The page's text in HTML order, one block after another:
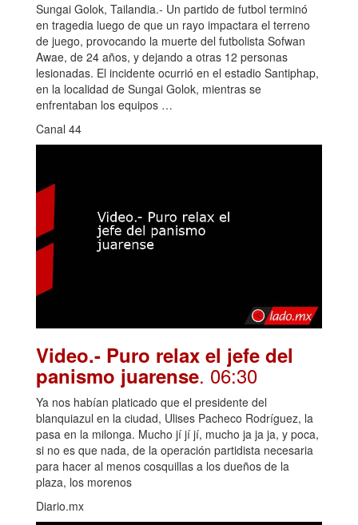
Sungai Golok, Tailandia.- Un partido de futbol terminó
en tragedia luego de que un rayo impactara el terreno
de juego, provocando la muerte del futbolista Sofwan
Awae, de 24 años, y dejando a otras 12 personas
lesionadas. El incidente ocurrió en el estadio Santiphap,
en la localidad de Sungai Golok, mientras se
enfrentaban los equipos …
Canal 44
Video.- Puro relax el jefe del
panismo juarense. 06:30
Ya nos habían platicado que el presidente del
blanquiazul en la ciudad, Ulises Pacheco Rodríguez, la
pasa en la milonga. Mucho jí jí jí, mucho ja ja ja, y poca,
si no es que nada, de la operación partidista necesaria
para hacer al menos cosquillas a los dueños de la
plaza, los morenos
Diario.mx